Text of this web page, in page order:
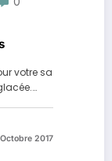
votre sa
2017